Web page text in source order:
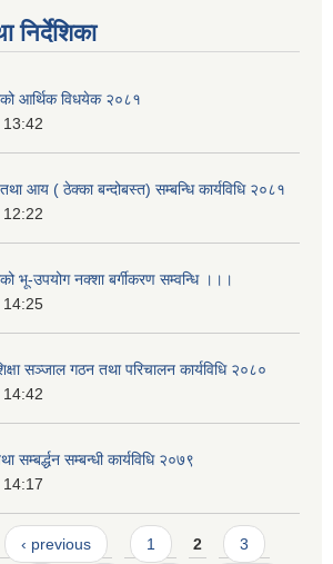
आर्थिक विधयेक २०८१
आय ( ठेक्का बन्दोबस्त) सम्बन्धि कार्यविधि २०८१
भू-उपयोग नक्शा बर्गीकरण सम्वन्धि ।।।
सञ्जाल गठन तथा परिचालन कार्यविधि २०८०
सम्बर्द्धन सम्बन्धी कार्यविधि २०७९
‹ previous 1 2 3